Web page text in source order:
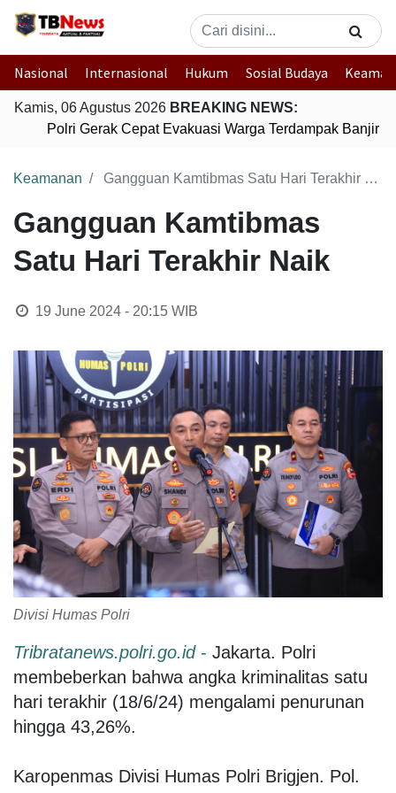
Nasional Internasional Hukum Sosial Budaya
Kamis, 06 Agustus 2026 BREAKING NEWS:
Polri Gerak Cepat Evakuasi Warga Terdampak Banjir di
Keamanan Gangguan Kamtibmas Satu Hari Terakhir Naik
Gangguan Kamtibmas
Satu Hari Terakhir Naik
19 June 2024 - 20:15WIB
Divisi Humas Polri
Tribratanews.polri.go.id- Jakarta. Polri
membeberkan bahwa angka kriminalitas satu
hari terakhir (18/6/24) mengalami penurunan
hingga 43,26%.
Karopenmas Divisi Humas Polri Brigjen. Pol.